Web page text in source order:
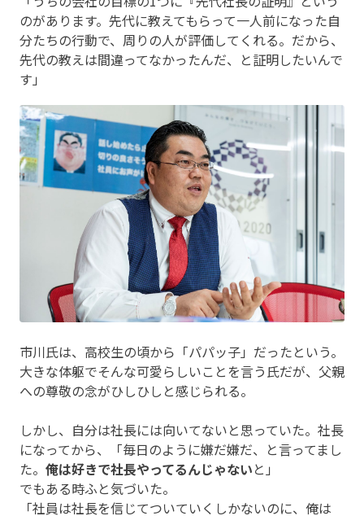
のがあります。先代に教えてもらって一人前になった自
分たちの行動で、周りの人が評価してくれる。だから、
先代の教えは間違ってなかったんだ、と証明したいんで
す」
市川氏は、高校生の頃から「パパッ子」だったという。
大きな体躯でそんな可愛らしいことを言う氏だが、父親
への尊敬の念がひしひしと感じられる。
しかし、自分は社長には向いてないと思っていた。社長
になってから、「毎日のように嫌だ嫌だ、と言ってまし
た。 俺は好きで社長やってるんじゃないと」
でもある時ふと気づいた。
「社員は社長を信じてついていくしかないのに、俺は